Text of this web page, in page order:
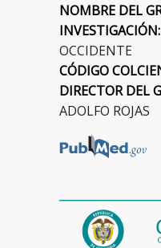
NOMBRE DEL
INVESTIGACIÓN:
OCCIDENTE
CÓDIGO
DIRECTOR DEL
ADOLFO ROJAS